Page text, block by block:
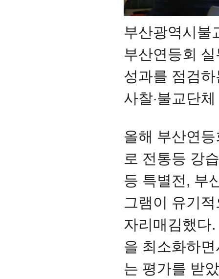
부산광역시불
부산연등회
성과를 점검
사찰·불교단
올해 부산연
로 전통등 강
등 특별전, 부
그램이 유기
자리매김했다
을 최소화하
는 평가를 받